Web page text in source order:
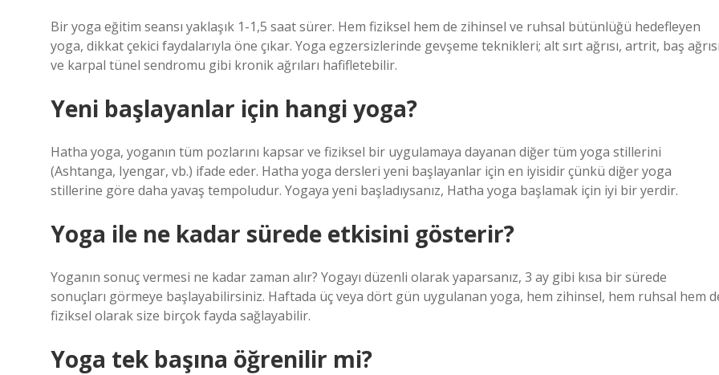
Bir yoga eğitim seansı yaklaşık 1-1,5 saat sürer. Hem fiziksel hem de zihinsel ve ruhsal bütünlüğü hedefleyen
yoga, dikkat çekici faydalarıyla öne çıkar. Yoga egzersizlerinde gevşeme teknikleri; alt sırt ağrısı, artrit, baş ağrısı
ve karpal tünel sendromu gibi kronik ağrıları hafifletebilir.
Yeni başlayanlar için hangi yoga?
Hatha yoga, yoganın tüm pozlarını kapsar ve fiziksel bir uygulamaya dayanan diğer tüm yoga stillerini
(Ashtanga, Iyengar, vb.) ifade eder. Hatha yoga dersleri yeni başlayanlar için en iyisidir çünkü diğer yoga
stillerine göre daha yavaş tempoludur. Yogaya yeni başladıysanız, Hatha yoga başlamak için iyi bir yerdir.
Yoga ile ne kadar sürede etkisini gösterir?
Yoganın sonuç vermesi ne kadar zaman alır? Yogayı düzenli olarak yaparsanız, 3 ay gibi kısa bir sürede
sonuçları görmeye başlayabilirsiniz. Haftada üç veya dört gün uygulanan yoga, hem zihinsel, hem ruhsal hem
fiziksel olarak size birçok fayda sağlayabilir.
Yoga tek başına öğrenilir mi?